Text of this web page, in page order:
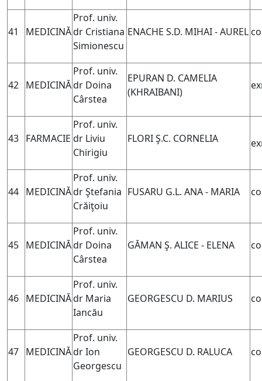
41 MEDICINĂ
Prof. univ.
dr Cristiana
Simionescu
ENACHE S.D. MIHAI - AUREL
42 MEDICINĂ
Prof. univ.
dr Doina
Cârstea
EPURAN D. CAMELIA
(KHRAIBANI)
43 FARMACIE
Prof. univ.
dr Liviu
Chirigiu
FLORI Ş.C. CORNELIA
44 MEDICINĂ
Prof. univ.
dr Ştefania
Crăiţoiu
FUSARU G.L. ANA - MARIA
45 MEDICINĂ
Prof. univ.
dr Doina
Cârstea
GĂMAN Ş. ALICE - ELENA
46 MEDICINĂ
Prof. univ.
dr Maria
Iancău
GEORGESCU D. MARIUS
47 MEDICINĂ
Prof. univ.
dr Ion
Georgescu
GEORGESCU D. RALUCA